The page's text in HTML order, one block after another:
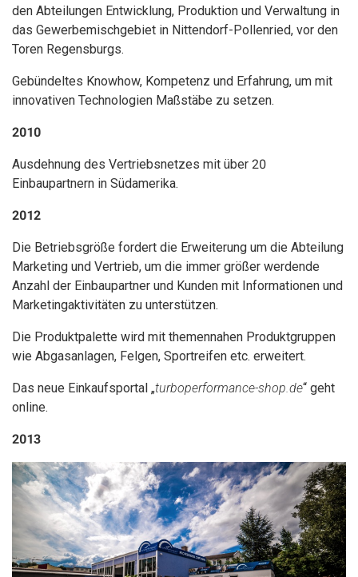
den Abteilungen Entwicklung, Produktion und Verwaltung in
das Gewerbemischgebiet in Nittendorf-Pollenried, vor den
Toren Regensburgs.
Gebündeltes Knowhow, Kompetenz und Erfahrung, um mit
innovativen Technologien Maßstäbe zu setzen.
2010
Ausdehnung des Vertriebsnetzes mit über 20
Einbaupartnern in Südamerika.
2012
Die Betriebsgröße fordert die Erweiterung um die Abteilung
Marketing und Vertrieb, um die immer größer werdende
Anzahl der Einbaupartner und Kunden mit Informationen und
Marketingaktivitäten zu unterstützen.
Die Produktpalette wird mit themennahen Produktgruppen
wie Abgasanlagen, Felgen, Sportreifen etc. erweitert.
Das neue Einkaufsportal „turboperformance-shop.de“ geht
online.
2013